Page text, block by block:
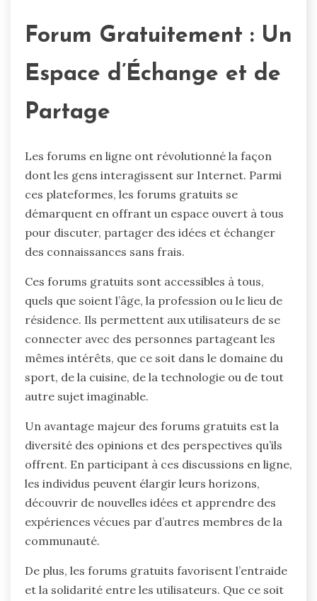
Forum Gratuitement : Un
Espace d’Échange et de
Partage
Les forums en ligne ont révolutionné la façon
dont les gens interagissent sur Internet. Parmi
ces plateformes, les forums gratuits se
démarquent en offrant un espace ouvert à tous
pour discuter, partager des idées et échanger
des connaissances sans frais.
Ces forums gratuits sont accessibles à tous,
quels que soient l’âge, la profession ou le lieu de
résidence. Ils permettent aux utilisateurs de se
connecter avec des personnes partageant les
mêmes intérêts, que ce soit dans le domaine du
sport, de la cuisine, de la technologie ou de tout
autre sujet imaginable.
Un avantage majeur des forums gratuits est la
diversité des opinions et des perspectives qu’ils
offrent. En participant à ces discussions en ligne,
les individus peuvent élargir leurs horizons,
découvrir de nouvelles idées et apprendre des
expériences vécues par d’autres membres de la
communauté.
De plus, les forums gratuits favorisent l’entraide
et la solidarité entre les utilisateurs. Que ce soit